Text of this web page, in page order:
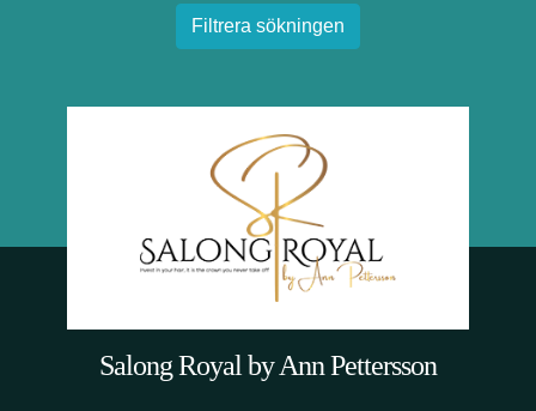
Filtrera sökningen
Salong Royal by Ann Pettersson